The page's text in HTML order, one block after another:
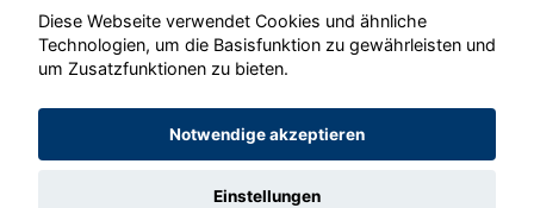
© konjunkturmotor.de GmbH 2020 - 2026
Diese Webseite verwendet Cookies und ähnliche
Technologien, um die Basisfunktion zu gewährleisten und
um Zusatzfunktionen zu bieten.
Notwendige akzeptieren
Einstellungen